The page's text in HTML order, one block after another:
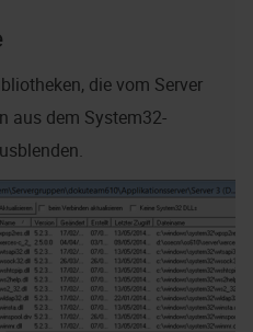
die vom Server
aus dem System32-